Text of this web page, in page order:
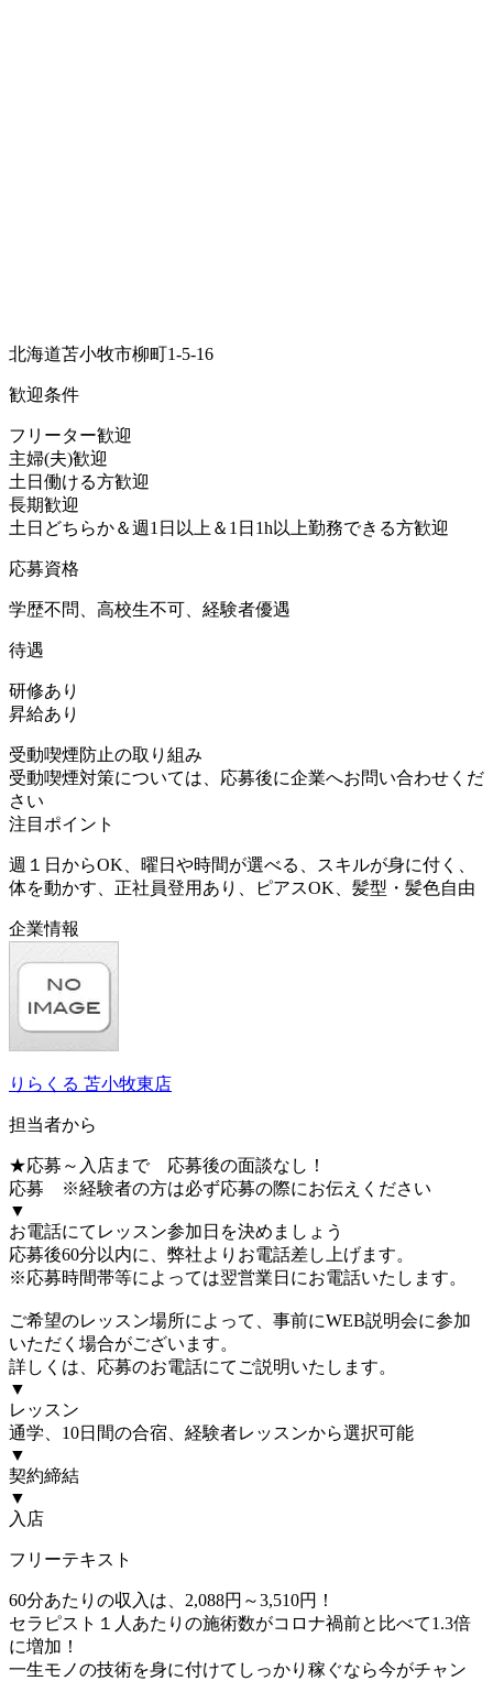
北海道苫小牧市柳町1-5-16
歓迎条件
フリーター歓迎
主婦(夫)歓迎
土日働ける方歓迎
長期歓迎
土日どちらか＆週1日以上＆1日1h以上勤務できる方歓迎
応募資格
学歴不問、高校生不可、経験者優遇
待遇
研修あり
昇給あり
受動喫煙防止の取り組み
受動喫煙対策については、応募後に企業へお問い合わせくだ
さい
注目ポイント
週１日からOK、曜日や時間が選べる、スキルが身に付く、
体を動かす、正社員登用あり、ピアスOK、髪型・髪色自由
企業情報
りらくる 苫小牧東店
担当者から
★応募～入店まで 応募後の面談なし！
応募 ※経験者の方は必ず応募の際にお伝えください
▼
お電話にてレッスン参加日を決めましょう
応募後60分以内に、弊社よりお電話差し上げます。
※応募時間帯等によっては翌営業日にお電話いたします。
ご希望のレッスン場所によって、事前にWEB説明会に参加
いただく場合がございます。
詳しくは、応募のお電話にてご説明いたします。
▼
レッスン
通学、10日間の合宿、経験者レッスンから選択可能
▼
契約締結
▼
入店
フリーテキスト
60分あたりの収入は、2,088円～3,510円！
セラピスト１人あたりの施術数がコロナ禍前と比べて1.3倍
に増加！
一生モノの技術を身に付けてしっかり稼ぐなら今がチャン